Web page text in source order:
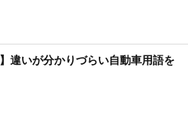
】違いが分かりづらい自動車用語を